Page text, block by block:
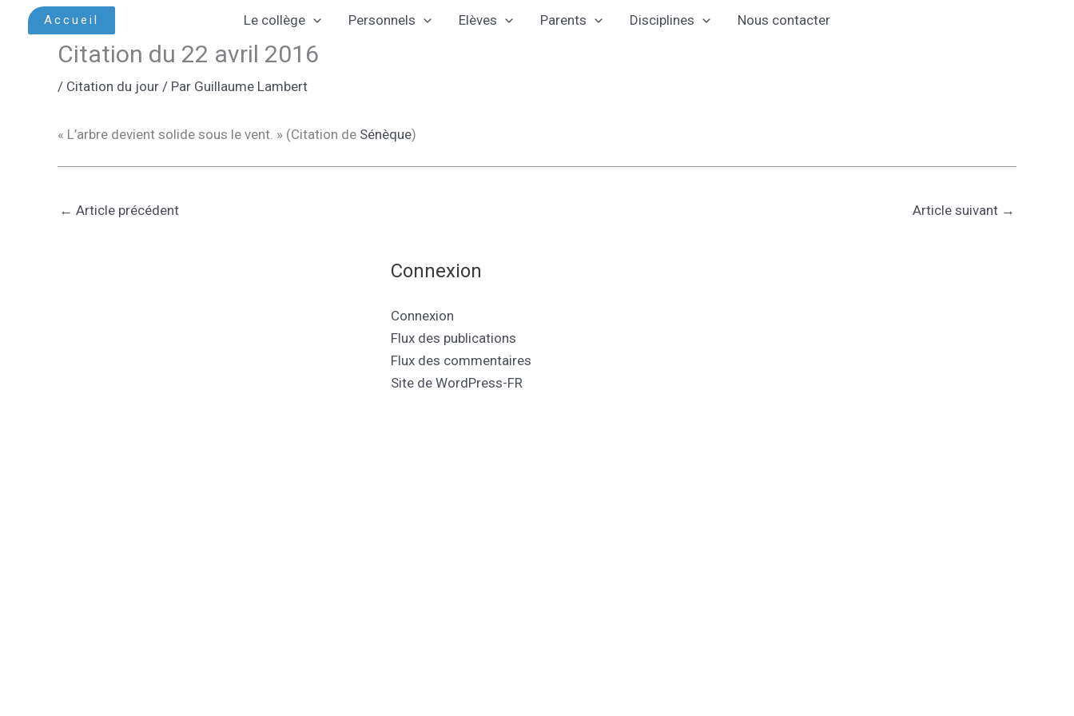
Accueil Le collège Personnels Elèves Parents Disciplines Nous contacter
Citation du 22 avril 2016
/ Citation du jour / Par Guillaume Lambert
« L’arbre devient solide sous le vent. » (Citation de Sénèque)
← Article précédent Article suivant →
Connexion
Connexion
Flux des publications
Flux des commentaires
Site de WordPress-FR